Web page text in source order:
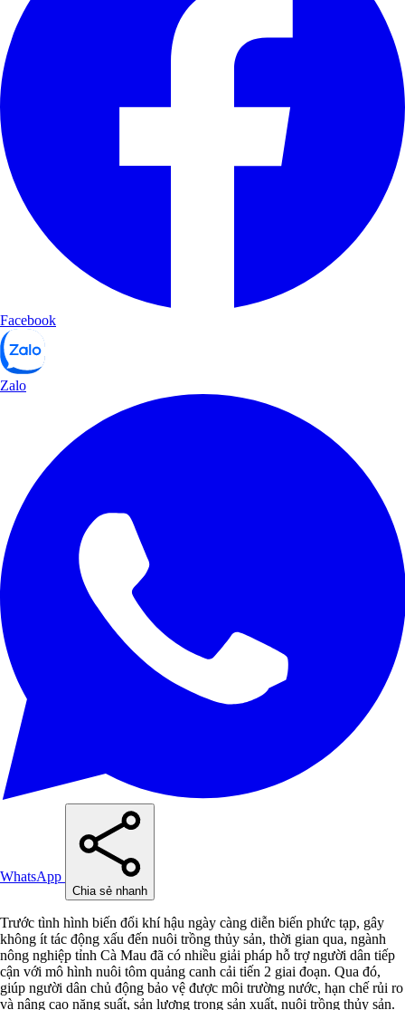
Facebook
Zalo
WhatsApp
Chia sẻ nhanh
Trước tình hình biến đổi khí hậu ngày càng diễn biến phức tạp, gây
không ít tác động xấu đến nuôi trồng thủy sản, thời gian qua, ngành
nông nghiệp tỉnh Cà Mau đã có nhiều giải pháp hỗ trợ người dân tiếp
cận với mô hình nuôi tôm quảng canh cải tiến 2 giai đoạn. Qua đó,
giúp người dân chủ động bảo vệ được môi trường nước, hạn chế rủi ro
và nâng cao năng suất, sản lượng trong sản xuất, nuôi trồng thủy sản.